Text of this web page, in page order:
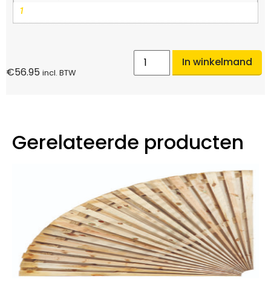
1
€56.95 incl. BTW
In winkelmand
Gerelateerde producten